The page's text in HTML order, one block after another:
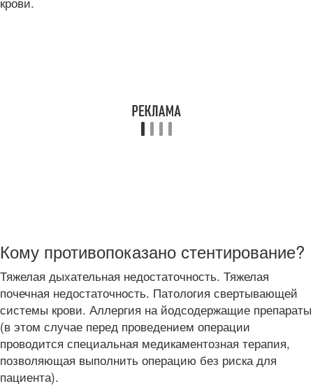
Кому противопоказано стентирование?
Тяжелая дыхательная недостаточность. Тяжелая
почечная недостаточность. Патология свертывающей
системы крови. Аллергия на йодсодержащие препараты
(в этом случае перед проведением операции
проводится специальная медикаментозная терапия,
позволяющая выполнить операцию без риска для
пациента).